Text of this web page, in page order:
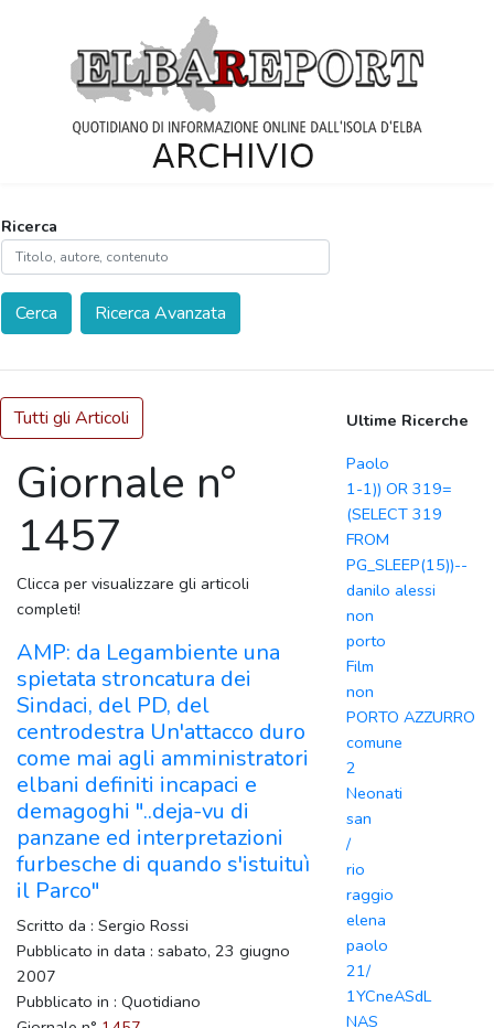
Ricerca
Cerca Ricerca Avanzata
Tutti gli Articoli
Giornale n°
1457
Clicca per visualizzare gli articoli
completi!
AMP: da Legambiente una
spietata stroncatura dei
Sindaci, del PD, del
centrodestra Un'attacco duro
come mai agli amministratori
elbani definiti incapaci e
demagoghi "..deja-vu di
panzane ed interpretazioni
furbesche di quando s'istuituì
il Parco"
Scritto da : Sergio Rossi
Pubblicato in data : sabato, 23 giugno
2007
Pubblicato in : Quotidiano
Ultime Ricerche
Paolo
1-1)) OR 319=
(SELECT 319
FROM
PG_SLEEP(15))--
danilo alessi
non
porto
Film
non
PORTO AZZURRO
comune
2
Neonati
san
/
rio
raggio
elena
paolo
21/
1YCneASdL
NAS